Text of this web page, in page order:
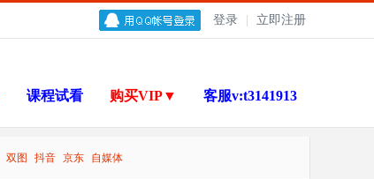
登录 立即注册
课程试看 购买VIP▼ 客服v:t3141913
双图 抖音 京东 自媒体